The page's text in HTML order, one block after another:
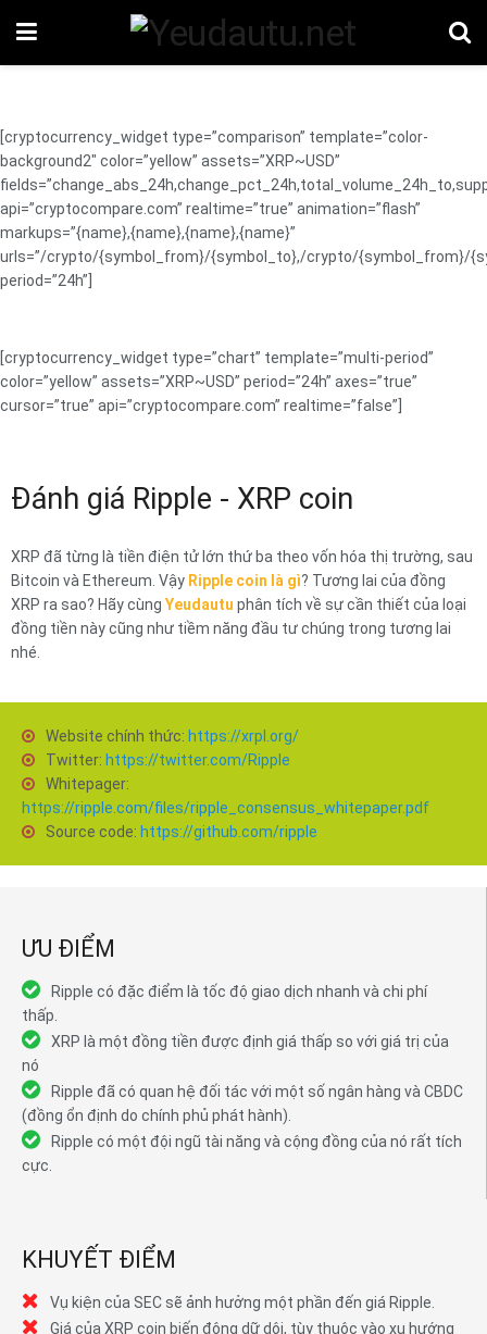
[cryptocurrency_widget type=”comparison” template=”color-
background2″ color=”yellow” assets=”XRP~USD”
api=”cryptocompare.com” realtime=”true” animation=”flash”
markups=”{name},{name},{name},{name}”
urls=”/crypto/{symbol_from}/{symbol_to},/crypto/{symbol_from}/
period=”24h”]
[cryptocurrency_widget type=”chart” template=”multi-period”
color=”yellow” assets=”XRP~USD” period=”24h” axes=”true”
cursor=”true” api=”cryptocompare.com” realtime=”false”]
Đánh giá Ripple - XRP coin
XRP đã từng là tiền điện tử lớn thứ ba theo vốn hóa thị trường, sau
Bitcoin và Ethereum. Vậy Ripple coin là gì? Tương lai của đồng
XRP ra sao? Hãy cùng Yeudautu phân tích về sự cần thiết của loại
đồng tiền này cũng như tiềm năng đầu tư chúng trong tương lai
nhé.
Website chính thức: https://xrpl.org/
Twitter: https://twitter.com/Ripple
Whitepager:
https://ripple.com/files/ripple_consensus_whitepaper.pdf
Source code: https://github.com/ripple
ƯU ĐIỂM
Ripple có đặc điểm là tốc độ giao dịch nhanh và chi phí
thấp.
XRP là một đồng tiền được định giá thấp so với giá trị của
nó
Ripple đã có quan hệ đối tác với một số ngân hàng và CBDC
(đồng ổn định do chính phủ phát hành).
Ripple có một đội ngũ tài năng và cộng đồng của nó rất tích
cực.
KHUYẾT ĐIỂM
Vụ kiện của SEC sẽ ảnh hưởng một phần đến giá Ripple.
Giá của XRP coin biến động dữ dội, tùy thuộc vào xu hướng